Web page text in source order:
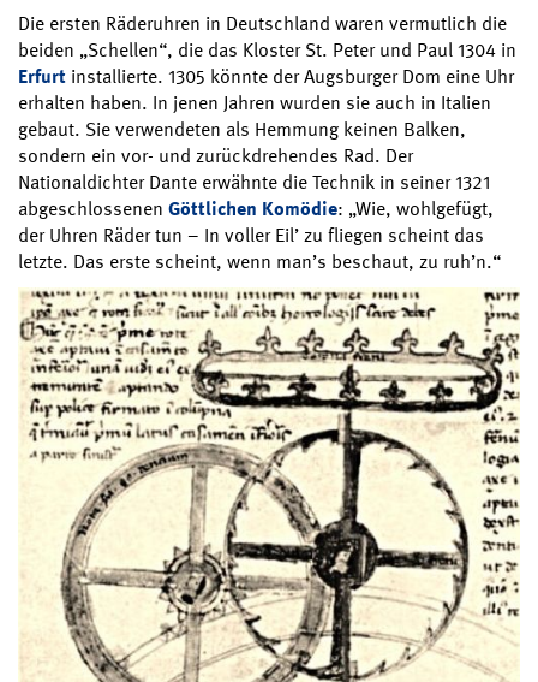
Die ersten Räderuhren in Deutschland waren vermutlich die
beiden „Schellen“, die das Kloster St. Peter und Paul 1304 in
Erfurt installierte. 1305 könnte der Augsburger Dom eine Uhr
erhalten haben. In jenen Jahren wurden sie auch in Italien
gebaut. Sie verwendeten als Hemmung keinen Balken,
sondern ein vor- und zurückdrehendes Rad. Der
Nationaldichter Dante erwähnte die Technik in seiner 1321
abgeschlossenen Göttlichen Komödie: „Wie, wohlgefügt,
der Uhren Räder tun – In voller Eil’ zu fliegen scheint das
letzte. Das erste scheint, wenn man’s beschaut, zu ruh’n.“